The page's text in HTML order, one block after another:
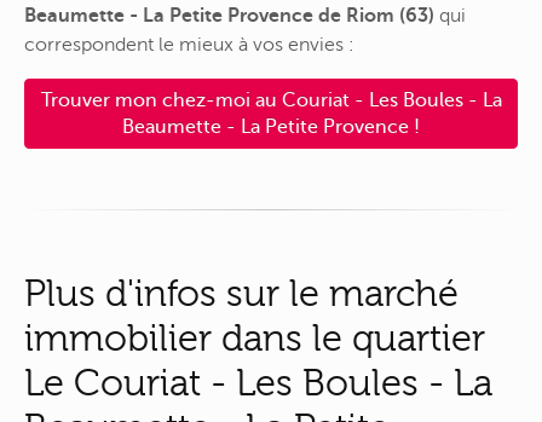
Beaumette - La Petite Provence de Riom (63) qui
correspondent le mieux à vos envies :
Trouver mon chez-moi au Couriat - Les Boules - La
Beaumette - La Petite Provence !
Plus d'infos sur le marché
immobilier dans le quartier
Le Couriat - Les Boules - La